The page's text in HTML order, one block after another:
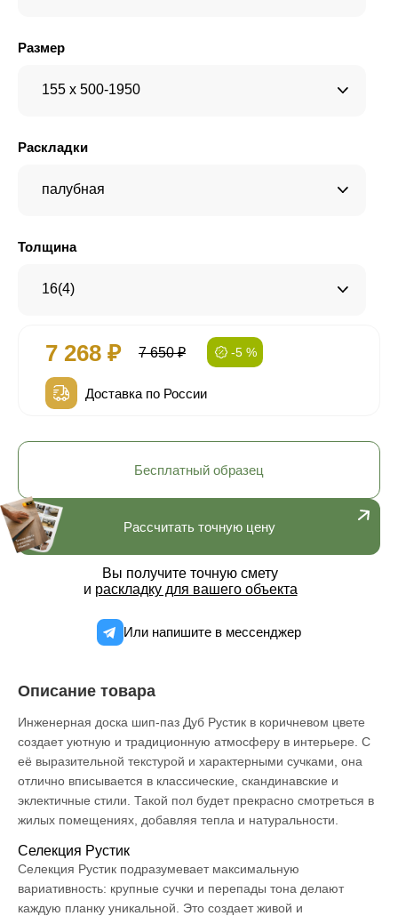
Размер
155 x 500-1950
Раскладки
палубная
Толщина
16(4)
7 268 ₽ 7 650 ₽ -5 %
Доставка по России
Рассчитать точную цену
Вы получите точную смету
и раскладку для вашего объекта
Или напишите в мессенджер
Бесплатный образец
Описание товара
Инженерная доска шип-паз Дуб Рустик в коричневом цвете
создает уютную и традиционную атмосферу в интерьере. С
её выразительной текстурой и характерными сучками, она
отлично вписывается в классические, скандинавские и
эклектичные стили. Такой пол будет прекрасно смотреться в
жилых помещениях, добавляя тепла и натуральности.
Селекция Рустик
Селекция Рустик подразумевает максимальную
вариативность: крупные сучки и перепады тона делают
каждую планку уникальной. Это создает живой и